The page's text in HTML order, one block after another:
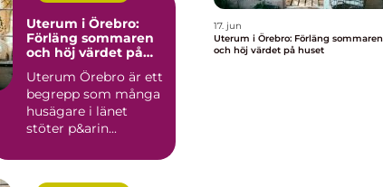
Uterum i Örebro:
Förläng sommaren
och höj värdet på
Uterum Örebro är ett
begrepp som många
husägare i länet
stöter p&arin...
17. jun
Uterum i Örebro: Förläng sommaren
och höj värdet på huset